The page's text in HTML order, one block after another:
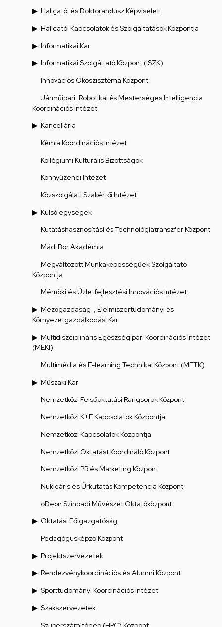
Hallgatói és Doktorandusz Képviselet
Hallgatói Kapcsolatok és Szolgáltatások Központja
Informatikai Kar
Informatikai Szolgáltató Központ (ISZK)
Innovációs Ökoszisztéma Központ
Járműipari, Robotikai és Mesterséges Intelligencia
Koordinációs Intézet
Kancellária
Kémia Koordinációs Intézet
Kollégiumi Kulturális Bizottságok
Könnyűzenei Intézet
Közszolgálati Szakértői Intézet
Külső egységek
Kutatáshasznosítási és Technológiatranszfer Központ
Mádi Bor Akadémia
Megváltozott Munkaképességűek Szolgáltató
Központja
Mérnöki és Üzletfejlesztési Innovációs Intézet
Mezőgazdaság-, Élelmiszertudományi és
Környezetgazdálkodási Kar
Multidiszciplináris Egészségipari Koordinációs Intézet
(MEKI)
Multimédia és E-learning Technikai Központ (METK)
Műszaki Kar
Nemzetközi Felsőoktatási Rangsorok Központ
Nemzetközi K+F Kapcsolatok Központja
Nemzetközi Kapcsolatok Központja
Nemzetközi Oktatást Koordináló Központ
Nemzetközi PR és Marketing Központ
Nukleáris és Űrkutatás Kompetencia Központ
oDeon Színpadi Művészet Oktatóközpont
Oktatási Főigazgatóság
Pedagógusképző Központ
Projektszervezetek
Rendezvénykoordinációs és Alumni Központ
Sporttudományi Koordinációs Intézet
Szakszervezetek
Szuperszámítógép (HPC) Központ